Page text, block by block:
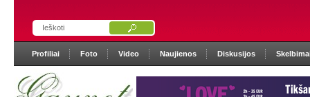
Profiliai Foto Video Naujienos Diskusijos